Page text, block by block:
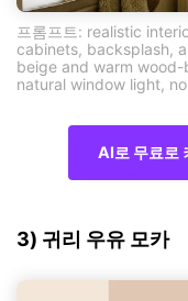
프롬프트: realistic
cabinets, backsplash,
beige and warm
natural window light,
AI로 무료로
3) 귀리 우유 모카